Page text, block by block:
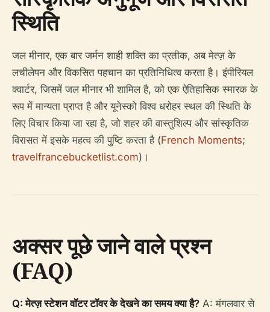
स्थिति
जल मीनार, एक बार जर्मन शाही शक्ति का प्रतीक, अब मेत्ज़ के
लचीलेपन और विकसित पहचान का प्रतिनिधित्व करता है। इंपीरियल
क्वार्टर, जिसमें जल मीनार भी शामिल है, को एक ऐतिहासिक स्मारक के
रूप में मान्यता प्राप्त है और यूनेस्को विश्व धरोहर स्थल की स्थिति के
लिए विचार किया जा रहा है, जो शहर की वास्तुशिल्प और सांस्कृतिक
विरासत में इसके महत्व की पुष्टि करता है (French Moments;
travelfrancebucketlist.com)।
अक्सर पूछे जाने वाले प्रश्न
(FAQ)
Q: मेत्ज़ स्टेशन वॉटर टॉवर के देखने का समय क्या है? A: मंगलवार से